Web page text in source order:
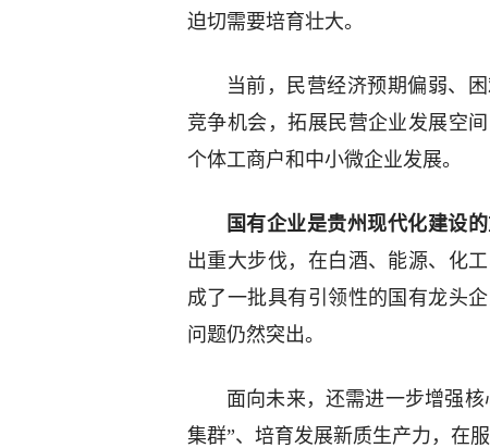
迫切需要培育壮大。
当前，民营经济预期偏弱、
竞争机会，拓展民营企业发展空
个体工商户和中小微企业发展。
国有企业是贵州现代化建设
出重大步伐，在白酒、能源、化
成了一批具有引领性的国有龙头
问题仍然突出。
面向未来，还需进一步增强
集群”、培育发展新质生产力，在